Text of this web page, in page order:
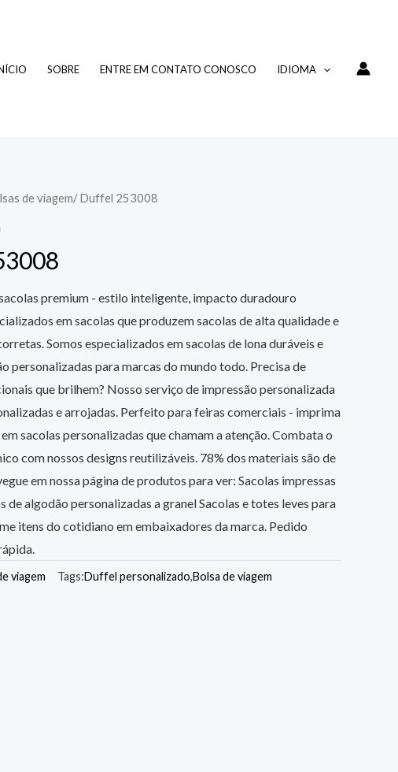
SOBRE ENTRE EM CONTATO CONOSCO IDIOMA
de viagem/ Duffel 253008
premium - estilo inteligente, impacto duradouro
em sacolas que produzem sacolas de alta qualidade e
Somos especializados em sacolas de lona duráveis e
personalizadas para marcas do mundo todo. Precisa de
que brilhem? Nosso serviço de impressão personalizada
e arrojadas. Perfeito para feiras comerciais - imprima
sacolas personalizadas que chamam a atenção. Combata o
com nossos designs reutilizáveis. 78% dos materiais são de
em nossa página de produtos para ver: Sacolas impressas
de algodão personalizadas a granel Sacolas e totes leves para
itens do cotidiano em embaixadores da marca. Pedido
viagem Tags:Duffel personalizado,Bolsa de viagem